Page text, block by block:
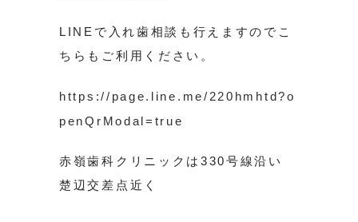
LINEで入れ歯相談も行えますのでこ
ちらもご利用ください。
https://page.line.me/220hmhtd?o
penQrModal=true
赤嶺歯科クリニックは330号線沿い
楚辺交差点近く